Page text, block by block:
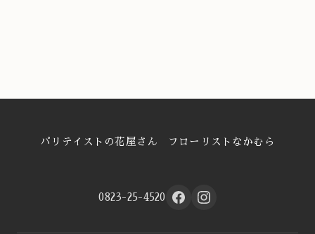
パリテイストの花屋さん フローリストなかむら
0823-25-4520